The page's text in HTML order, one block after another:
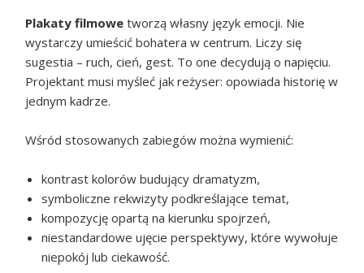
Plakaty filmowe tworzą własny język emocji. Nie
wystarczy umieścić bohatera w centrum. Liczy się
sugestia – ruch, cień, gest. To one decydują o napięciu.
Projektant musi myśleć jak reżyser: opowiada historię w
jednym kadrze.
Wśród stosowanych zabiegów można wymienić:
kontrast kolorów budujący dramatyzm,
symboliczne rekwizyty podkreślające temat,
kompozycję opartą na kierunku spojrzeń,
niestandardowe ujęcie perspektywy, które wywołuje
niepokój lub ciekawość.